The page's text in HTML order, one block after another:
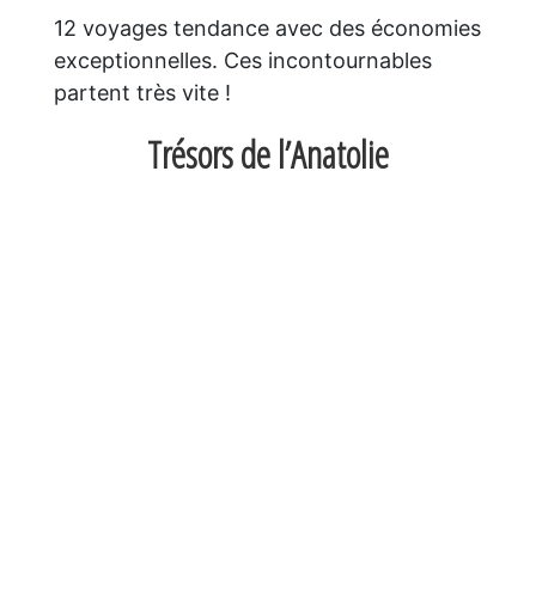
12 voyages tendance avec des économies
exceptionnelles. Ces incontournables
partent très vite !
Trésors de l’Anatolie